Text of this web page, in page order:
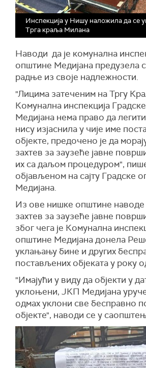
Инспекција у Нишу наложила да се
Трга краља Милана
Наводи да је комунална
општине Медијана предузела
радње из своје надлежности.
"Лицима затеченим на Тргу
Комунална инспекција
Медијана нема право да
нису изјаснила у чије име
објекте, предочено је да
захтев за заузеће јавне
их са даљом процедуром",
објављеном на сајту Градске
Медијана.
Из ове нишке општине наводе
захтев за заузеће јавне
због чега је Комунална
општине Медијана донела
уклањању бине и других
постављених објеката у року
"Имајући у виду да објекти у
уклоњени, ЈКП Медијана
одмах уклони све бесправно
објекте", наводи се у